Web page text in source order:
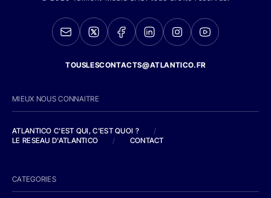
TOUSLESCONTACTS@ATLANTICO.FR
MIEUX NOUS CONNAITRE
ATLANTICO C'EST QUI, C'EST QUOI ?
/
LE RESEAU D'ATLANTICO
/ CONTACT
CATEGORIES